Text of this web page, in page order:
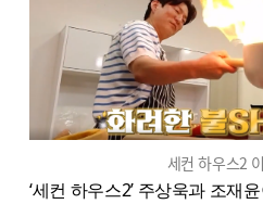
세컨 하우스2
‘세컨 하우스2’ 주상욱과 조재